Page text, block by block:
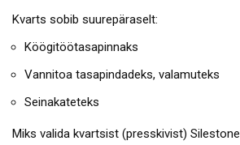
Kvarts sobib suurepäraselt:
Köögitöötasapinnaks
Vannitoa tasapindadeks, valamuteks
Seinakateteks
Miks valida kvartsist (presskivist) Silestone